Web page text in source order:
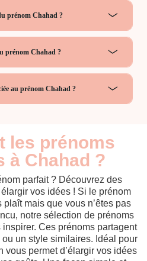
prénom Chahad ?
prénom Chahad ?
au prénom Chahad ?
les prénoms
à Chahad ?
parfait ? Découvrez des
vos idées ! Si le prénom
mais que vous n’êtes pas
notre sélection de prénoms
Ces prénoms partagent
un style similaires. Idéal pour
vous permet d’élargir vos idées